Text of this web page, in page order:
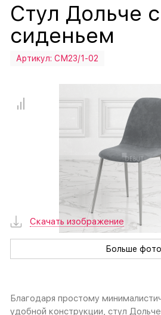
Стул Дольче
сиденьем
Артикул: СМ23/1-02
Скачать изображение
Больше фото
Благодаря простому
удобной конструкции, стул